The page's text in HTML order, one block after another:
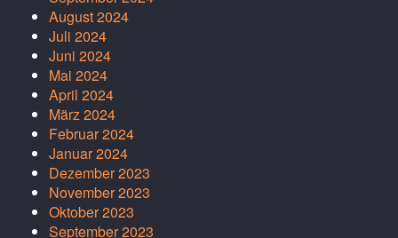
August 2024
Juli 2024
Juni 2024
Mai 2024
April 2024
März 2024
Februar 2024
Januar 2024
Dezember 2023
November 2023
Oktober 2023
September 2023